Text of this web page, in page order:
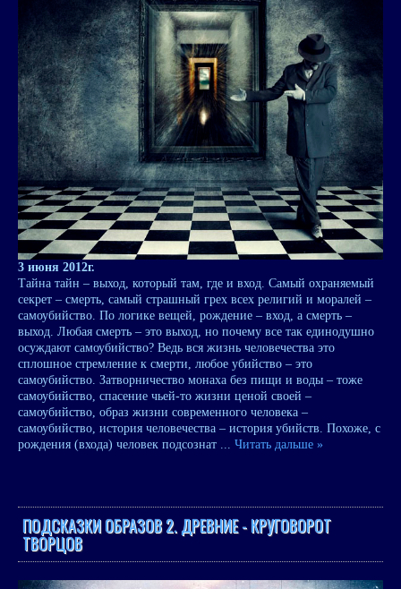
3 июня 2012г.
Тайна тайн – выход, который там, где и вход. Самый охраняемый
секрет – смерть, самый страшный грех всех религий и моралей –
самоубийство. По логике вещей, рождение – вход, а смерть –
выход. Любая смерть – это выход, но почему все так единодушно
осуждают самоубийство? Ведь вся жизнь человечества это
сплошное стремление к смерти, любое убийство – это
самоубийство. Затворничество монаха без пищи и воды – тоже
самоубийство, спасение чьей-то жизни ценой своей –
самоубийство, образ жизни современного человека –
самоубийство, история человечества – история убийств. Похоже, с
рождения (входа) человек подсознат ... Читать дальше »
ПОДСКАЗКИ ОБРАЗОВ 2. ДРЕВНИЕ - КРУГОВОРОТ
ТВОРЦОВ